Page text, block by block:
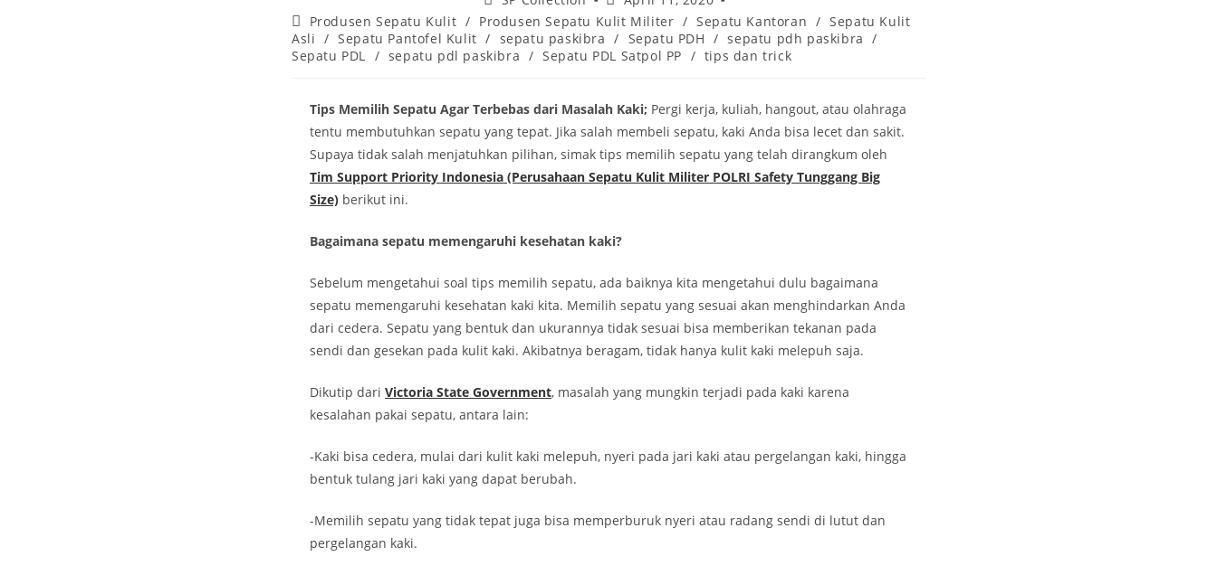
author:
published:
Post
category:
Produsen Sepatu Kulit / Produsen Sepatu Kulit Militer / Sepatu Kantoran / Sepatu Kulit
Asli / Sepatu Pantofel Kulit / sepatu paskibra / Sepatu PDH / sepatu pdh paskibra /
Sepatu PDL / sepatu pdl paskibra / Sepatu PDL Satpol PP / tips dan trick
Tips Memilih Sepatu Agar Terbebas dari Masalah Kaki; Pergi kerja, kuliah, hangout, atau olahraga
tentu membutuhkan sepatu yang tepat. Jika salah membeli sepatu, kaki Anda bisa lecet dan sakit.
Supaya tidak salah menjatuhkan pilihan, simak tips memilih sepatu yang telah dirangkum oleh
Tim Support Priority Indonesia (Perusahaan Sepatu Kulit Militer POLRI Safety Tunggang Big
Size) berikut ini.
Bagaimana sepatu memengaruhi kesehatan kaki?
Sebelum mengetahui soal tips memilih sepatu, ada baiknya kita mengetahui dulu bagaimana
sepatu memengaruhi kesehatan kaki kita. Memilih sepatu yang sesuai akan menghindarkan Anda
dari cedera. Sepatu yang bentuk dan ukurannya tidak sesuai bisa memberikan tekanan pada
sendi dan gesekan pada kulit kaki. Akibatnya beragam, tidak hanya kulit kaki melepuh saja.
Dikutip dari Victoria State Government, masalah yang mungkin terjadi pada kaki karena
kesalahan pakai sepatu, antara lain:
-Kaki bisa cedera, mulai dari kulit kaki melepuh, nyeri pada jari kaki atau pergelangan kaki, hingga
bentuk tulang jari kaki yang dapat berubah.
-Memilih sepatu yang tidak tepat juga bisa memperburuk nyeri atau radang sendi di lutut dan
pergelangan kaki.